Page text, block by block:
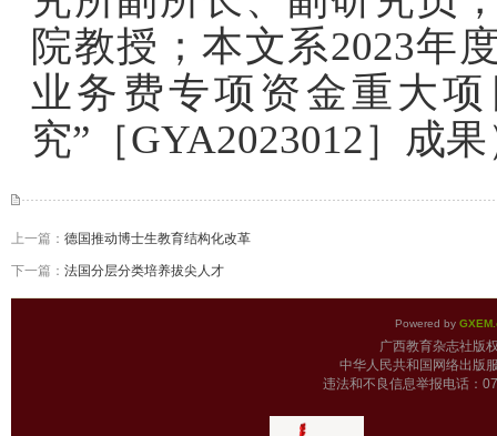
院教授；本文系2023年
业务费专项资金重大
究”［GYA2023012］成
上一篇： 德国推动博士生教育结构化改革
下一篇： 法国分层分类培养拔尖人才
Powered by
广西教育杂志
中华人民共和国网络出版
违法和不良信息举报电话：